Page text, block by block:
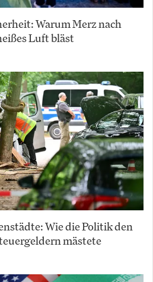
Warum Merz nach
Luft bläst
Wie die Politik den
mästete